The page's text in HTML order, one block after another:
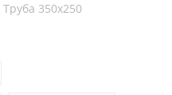
Труба 350x250